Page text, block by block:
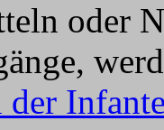
oder
der